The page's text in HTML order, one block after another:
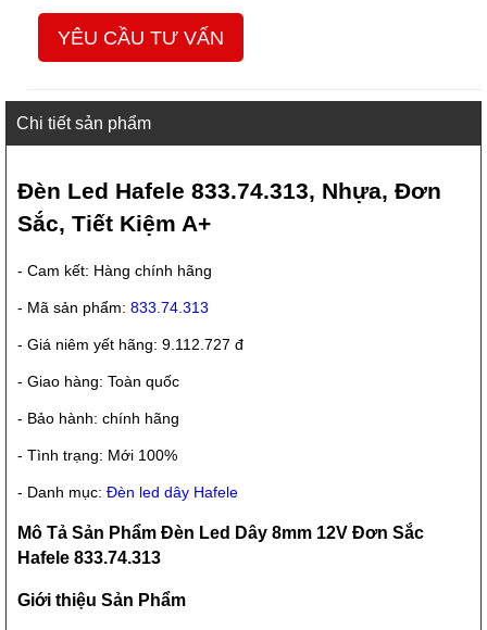
YÊU CẦU TƯ VẤN
Chi tiết sản phẩm
Đèn Led Hafele 833.74.313, Nhựa, Đơn
Sắc, Tiết Kiệm A+
- Cam kết: Hàng chính hãng
- Mã sản phẩm: 833.74.313
- Giá niêm yết hãng: 9.112.727 đ
- Giao hàng: Toàn quốc
- Bảo hành: chính hãng
- Tình trạng: Mới 100%
- Danh mục: Đèn led dây Hafele
Mô Tả Sản Phẩm Đèn Led Dây 8mm 12V Đơn Sắc
Hafele 833.74.313
Giới thiệu Sản Phẩm